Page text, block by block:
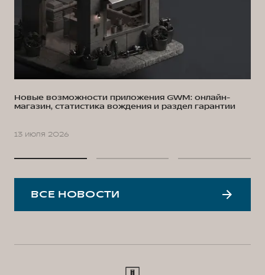
Новые возможности приложения GWM: онлайн-
магазин, статистика вождения и раздел гарантии
13 июля 2026
ВСЕ НОВОСТИ